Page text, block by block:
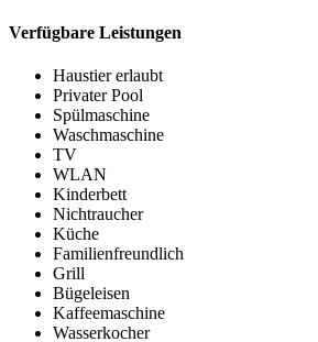
Verfügbare Leistungen
Haustier erlaubt
Privater Pool
Spülmaschine
Waschmaschine
TV
WLAN
Kinderbett
Nichtraucher
Küche
Familienfreundlich
Grill
Bügeleisen
Kaffeemaschine
Wasserkocher